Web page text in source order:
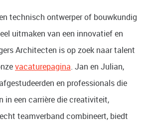
technisch ontwerper of bouwkundig
uitmaken van een innovatief en
Architecten is op zoek naar talent
vacaturepagina. Jan en Julian,
en professionals die
in een carrière die creativiteit,
teamverband combineert, biedt